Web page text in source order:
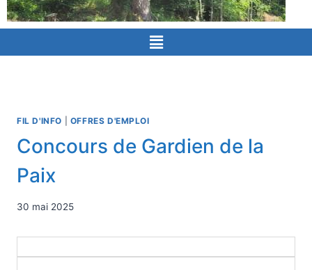
FIL D'INFO OFFRES D'EMPLOI
Concours de Gardien de la
Paix
30 mai 2025